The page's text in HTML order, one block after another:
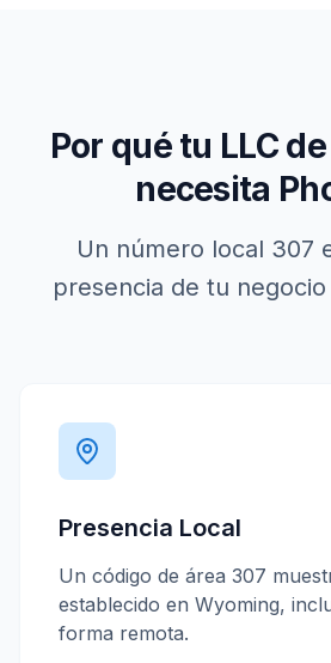
Por qué tu LLC
necesita
Un número local 307
presencia de tu negocio
Presencia Local
Un código de área 307
establecido en Wyoming,
forma remota.